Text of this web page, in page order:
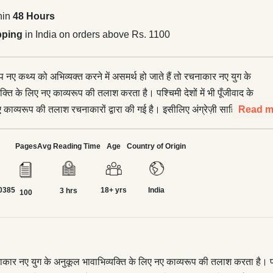
48 Hours
in India on orders above Rs. 1100
नए कथ्य को अभिव्यक्त करने में असमर्थ हो जाते हैं तो रचनाकार नए युग के
के लिए नए काव्यरूप की तलाश करता है। पश्चिमी देशों में भी पूँजीवाद के
की तलाश रचनाकारों द्वारा की गई है। इसीलिए अंग्रेज़ी साहित्य में
में आती हैं और नए काव्यरूप बनते हैं।</p> <p>लम्बी कविता की
काल की है। कोई इसे ‘परिवर्तन’ से आरम्भ मानता है तो कोई इसे ‘प्रलय की
है कि कुछ आलोचक ‘राम की शक्ति-पूजा’ से लम्बी कविता का आरम्भ
इतना तो तय है कि लम्बी कविताओं की एक सुदृढ़ एवं नियमित परम्परा
पर लादे घूम रहा है। धूमिल की कविता ‘पटकथा’ भी राजनीति-केन्द्रित
Read
Pages
100
Avg Reading Time
3 hrs
Age
18+ yrs
Country of Origin
India
नए युग के अनुकूल भावाभिव्यक्ति के लिए नए काव्यरूप की तलाश करता है।